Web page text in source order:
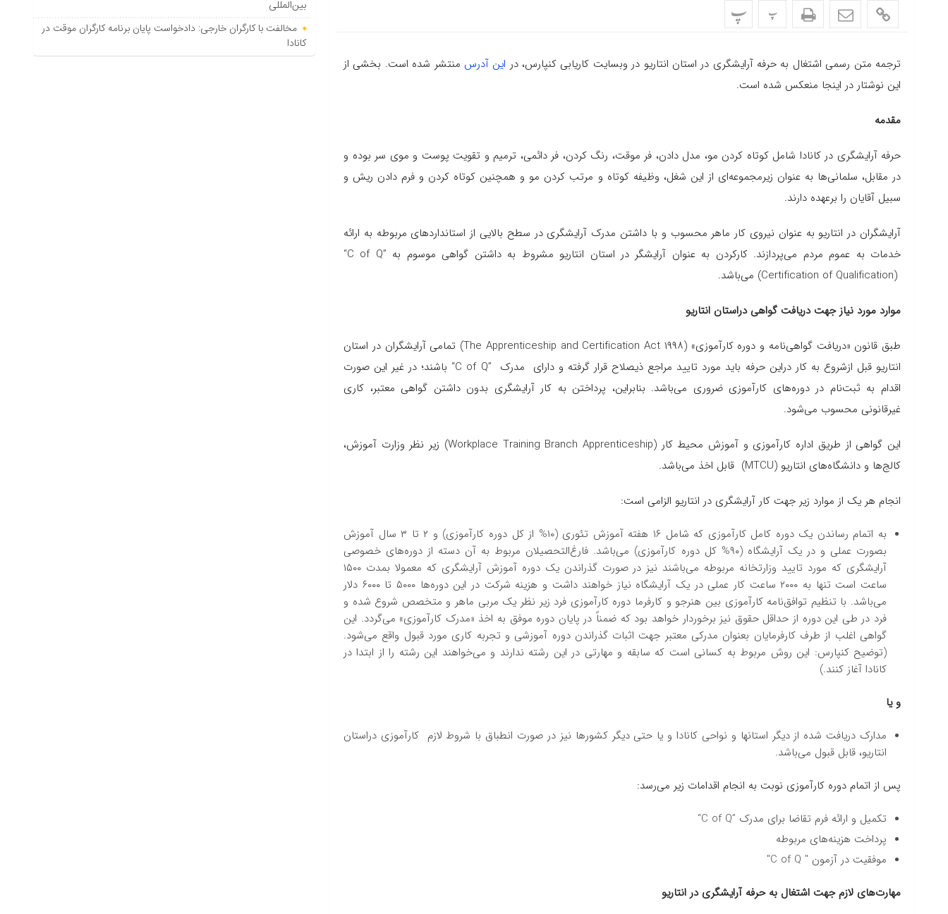
پ پ
ترجمه متن رسمی اشتغال به حرفه آرایشگری در استان انتاریو در وبسایت کاریابی کنپارس، در این آدرس منتشر شده است. بخشی از
این نوشتار در اینجا منعکس شده است.
مقدمه
حرفه آرایشگری در کانادا شامل کوتاه کردن مو، مدل دادن، فر موقت، رنگ کردن، فر دائمی، ترمیم و تقویت پوست و موی سر بوده و
در مقابل، سلمانی‌ها به عنوان زیرمجموعه‌ای از این شغل، وظیفه کوتاه و مرتب کردن مو و همچنین کوتاه کردن و فرم دادن ریش و
سبیل آقایان را برعهده دارند.
آرایشگران در انتاریو به عنوان نیروی کار ماهر محسوب و با داشتن مدرک آرایشگری در سطح بالایی از استانداردهای مربوطه به ارائه
خدمات به عموم مردم می‌پردازند. کارکردن به عنوان آرایشگر در استان انتاریو مشروط به داشتن گواهی موسوم به “C of Q”
(
Certification of Qualification) می‌باشد.
موارد مورد نیاز جهت دریافت گواهی دراستان انتاریو
طبق قانون «دریافت گواهی‌نامه و دوره کارآموزی»(The Apprenticeship and Certification Act ۱۹۹۸) تمامی آرایشگران در استان
انتاریو قبل ازشروع به کار دراین حرفه باید مورد تایید مراجع ذیصلاح قرار گرفته و دارای مدرک “C of Q” باشند؛ در غیر این صورت
اقدام به ثبت‌نام در دوره‌های کارآموزی ضروری می‌باشد. بنابراین، پرداختن به کار آرایشگری بدون داشتن گواهی معتبر، کاری
غیرقانونی محسوب می‌شود.
این گواهی از طریق اداره کارآموزی و آموزش محیط کار(Workplace Training Branch Apprenticeship) زیر نظر وزارت آموزش،
کالج‌ها و دانشگاه‌های انتاریو (MTCU) قابل اخذ می‌باشد.
انجام هر یک از موارد زیر جهت کار آرایشگری در انتاریو الزامی است:
به اتمام رساندن یک دوره کامل کارآموزی که شامل ۱۶ هفته آموزش تئوری (۱۰% از کل دوره کارآموزی) و ۲ تا ۳ سال آموزش
بصورت عملی و در یک آرایشگاه (۹۰% کل دوره کارآموزی) می‌باشد. فارغ‌التحصیلان مربوط به آن دسته از دوره‌های خصوصی
آرایشگری که مورد تایید وزارتخانه مربوطه می‌باشند نیز در صورت گذراندن یک دوره آموزش آرایشگری که معمولا بمدت ۱۵۰۰
ساعت است تنها به ۲۰۰۰ ساعت کار عملی در یک آرایشگاه نیاز خواهند داشت و هزینه شرکت در این دوره‌ها ۵۰۰۰ تا ۶۰۰۰ دلار
می‌باشد. با تنظیم توافق‌نامه کارآموزی بین هنرجو و کارفرما دوره کارآموزی فرد زیر نظر یک مربی ماهر و متخصص شروع شده و
فرد در طی این دوره از حداقل حقوق نیز برخوردار خواهد بود که ضمناً در پایان دوره موفق به اخذ «مدرک کارآموزی» می‌گردد. این
گواهی اغلب از طرف کارفرمایان بعنوان مدرکی معتبر جهت اثبات گذراندن دوره آموزشی و تجربه کاری مورد قبول واقع می‌شود.
(توضیح کنپارس: این روش مربوط به کسانی است که سابقه و مهارتی در این رشته ندارند و می‌خواهند این رشته را از ابتدا در
کانادا آغاز کنند.)
و یا
مدارک دریافت شده از دیگر استانها و نواحی کانادا و یا حتی دیگر کشورها نیز در صورت انطباق با شروط لازم کارآموزی دراستان
انتاریو، قابل قبول می‌باشد.
پس از اتمام دوره کارآموزی نوبت به انجام اقدامات زیر می‌رسد:
تکمیل و ارائه فرم تقاضا برای مدرک “C of Q”
پرداخت هزینه‌های مربوطه
موفقیت در آزمون " C of Q
"
مهارت‌های لازم جهت اشتغال به حرفه آرایشگری در انتاریو
بین‌المللی
مخالفت با کارگران خارجی: دادخواست پایان برنامه کارگران موقت در
کانادا